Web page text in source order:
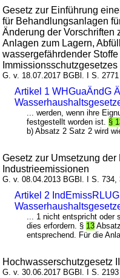
Gesetz zur Einführung
für Behandlungsanlagen
Änderung der Vorschriften
Anlagen zum Lagern,
wassergefährdender
Immissionsschutzgesetzes
G. v. 18.07.2017 BGBl. I S. 2771
Artikel 1 WHGuaÄndG
... werden, wenn ihre
festgestellt worden ist. §
b) Absatz 2 Satz 2 wird
Gesetz zur Umsetzung
Industrieemissionen
G. v. 08.04.2013 BGBl. I S. 734,
Artikel 2
... 1 nicht entspricht oder
dies erfordern. § 13
entsprechend. Für die
Hochwasserschutzgesetz II
G. v. 30.06.2017 BGBl. I S. 2193